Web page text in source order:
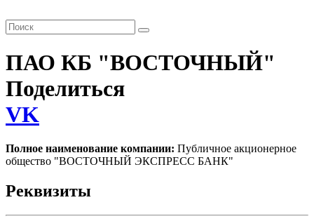
ПАО КБ "ВОСТОЧНЫЙ"
Поделиться
VK
Полное наименование компании: Публичное акционерное
общество "ВОСТОЧНЫЙ ЭКСПРЕСС БАНК"
Реквизиты